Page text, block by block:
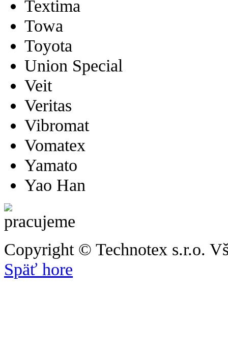
Textima
Towa
Toyota
Union Special
Veit
Veritas
Vibromat
Vomatex
Yamato
Yao Han
Copyright © Technotex s.r.o.
Späť hore